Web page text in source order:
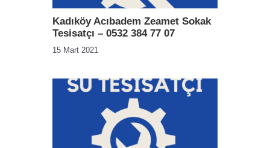
Kadıköy Acıbadem Zeamet Sokak
Tesisatçı – 0532 384 77 07
15 Mart 2021